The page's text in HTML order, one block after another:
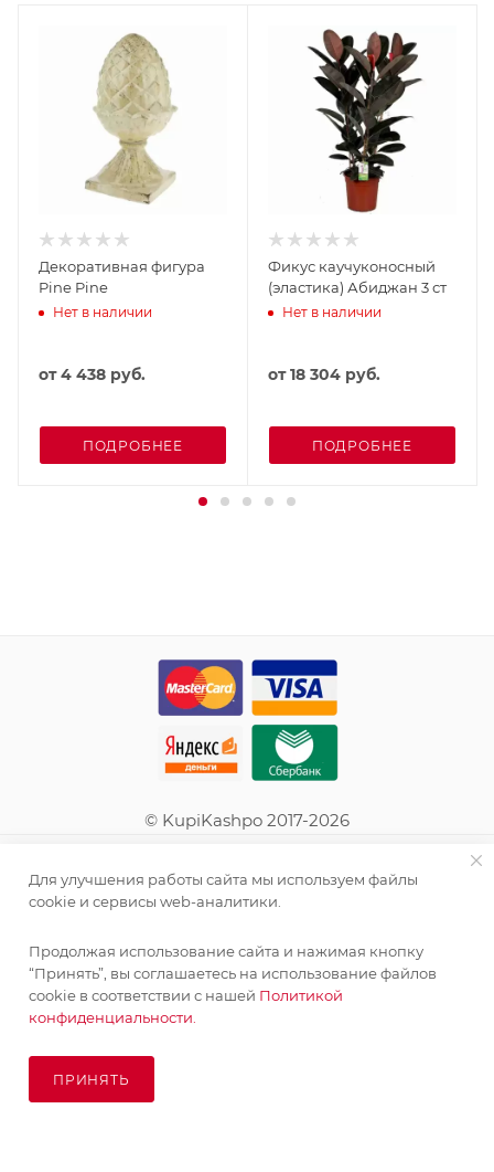
Декоративная фигура
Pine Pine
Нет в наличии
от4 438 руб.
ПОДРОБНЕЕ
Фикус каучуконосный
(эластика) Абиджан 3 ст
Нет в наличии
от18 304 руб.
ПОДРОБНЕЕ
© KupiKashpo 2017-2026
ПОМОЩЬ
ПОДПИСАТЬСЯ НА РАССЫЛКУ
Для улучшения работы сайта мы используем файлы
cookie и сервисы web-аналитики.
Продолжая использование сайта и нажимая кнопку
“Принять”, вы соглашаетесь на использование файлов
cookie в соответствии с нашей Политикой
конфиденциальности.
ПРИНЯТЬ